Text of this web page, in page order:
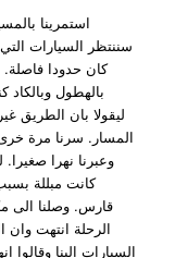
استمرينا
سننتظر السيارات
كان حدودا
بالهطول وبالكاد
ليقولا بان الطريق
المسار. سرنا مرة
وعبرنا نهرا
كانت مبللة
قارس. وصلنا الى
الرحلة انتهت وان